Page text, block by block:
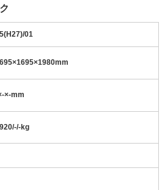
01
×1695×1980mm
-×-mm
kg